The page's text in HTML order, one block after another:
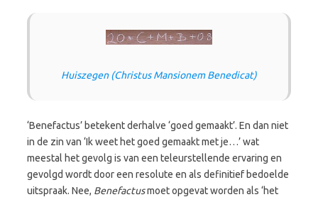
Huiszegen (Christus Mansionem Benedicat)
‘Benefactus’ betekent derhalve ‘goed gemaakt’. En dan niet
in de zin van ‘Ik weet het goed gemaakt met je…’ wat
meestal het gevolg is van een teleurstellende ervaring en
gevolgd wordt door een resolute en als definitief bedoelde
uitspraak. Nee, Benefactusmoet opgevat worden als ‘het